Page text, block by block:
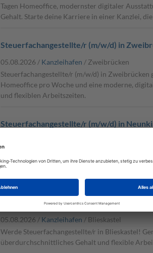
Tagen Homeoffice, modernster digitaler
Gehalt. Starte deine Karriere in einer Kanzlei,
Steuerfachangestellte/r (m/w/d) in
05.08.2026 / Kanzleihafen / Zweibrücken
Steuerfachangestellte/r (m/w/d) in Zweibrücken
Homeoffice pro Woche und eine moderne,
und flexiblen Arbeitszeiten.
Steuerfachangestellte/r (m/w/d) in
Werde Steuerfachangestellte/r (m/w/d) in
Genieße spannende Karrieremöglichkeiten
modernen Umfeld mit flexiblen Arbeitszeiten
Steuerfachangestellte/r (m/w/d) in
05.08.2026 / Kanzleihafen / Blieskastel
Werde Steuerfachangestellte/r in Blieskastel!
überdurchschnittliches Gehalt und flexible